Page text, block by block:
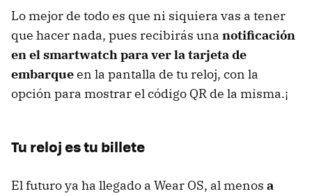
Lo mejor de todo es que ni siquiera vas a tener
que hacer nada, pues recibirás una notificación
en el smartwatch para ver la tarjeta de
embarqueen la pantalla de tu reloj, con la
opción para mostrar el código QR de la misma.¡
Tu reloj es tu billete
El futuro ya ha llegado a Wear OS, al menos a